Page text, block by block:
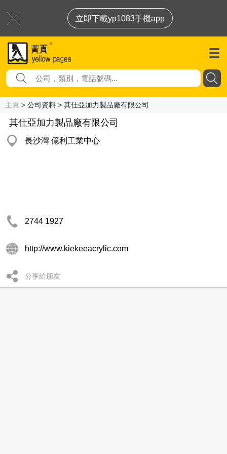
立即下載yp1083手機app
主頁 > 公司資料 > 其仕亞加力製品廠有限公司
其仕亞加力製品廠有限公司
長沙灣 億利工業中心
2744 1927
http://www.kiekeeacrylic.com
分享給朋友